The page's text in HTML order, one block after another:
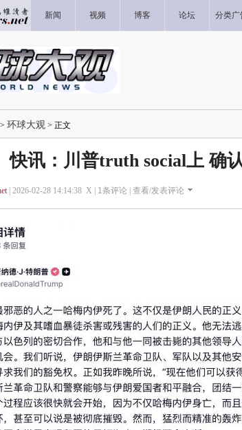
新闻 视频 博客 论坛 分类广
> 环球大观 > 正文
快讯：川普truth social上 确
| 2026-02-28 14:14:38 X | 1条评论 | 查看/发表评论